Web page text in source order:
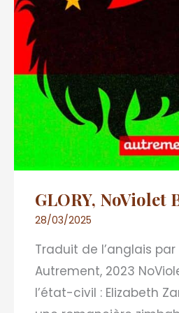
GLORY, NoViolet
28/03/2025
Traduit de l’anglais par
Autrement, 2023
l’état-civil : Elizabeth